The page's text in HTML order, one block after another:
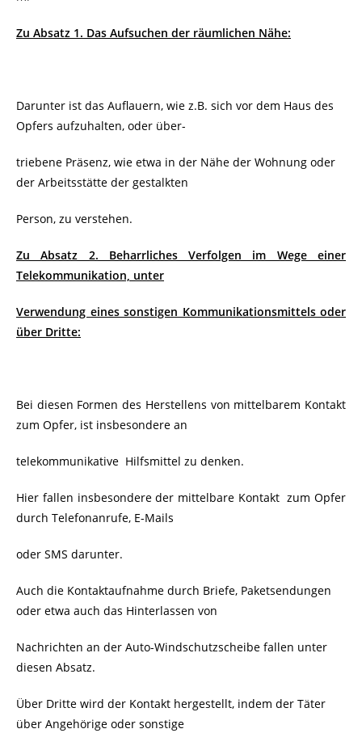
Zu Absatz 1. Das Aufsuchen der räumlichen Nähe:
Darunter ist das Auflauern, wie z.B. sich vor dem Haus des
Opfers aufzuhalten, oder über-
triebene Präsenz, wie etwa in der Nähe der Wohnung oder
der Arbeitsstätte der gestalkten
Person, zu verstehen.
Zu Absatz 2. Beharrliches Verfolgen im Wege einer
Telekommunikation, unter
Verwendung eines sonstigen Kommunikationsmittels oder
über Dritte:
Bei diesen Formen des Herstellens von mittelbarem Kontakt
zum Opfer, ist insbesondere an
telekommunikative Hilfsmittel zu denken.
Hier fallen insbesondere der mittelbare Kontakt zum Opfer
durch Telefonanrufe, E-Mails
oder SMS darunter.
Auch die Kontaktaufnahme durch Briefe, Paketsendungen
oder etwa auch das Hinterlassen von
Nachrichten an der Auto-Windschutzscheibe fallen unter
diesen Absatz.
Über Dritte wird der Kontakt hergestellt, indem der Täter
über Angehörige oder sonstige